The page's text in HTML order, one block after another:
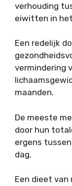
verhouding
eiwitten in
Een redelijk
vermindering
maanden.
De meeste
door hun
ergens
dag.
Een dieet van